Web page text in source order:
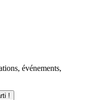
événements,
!